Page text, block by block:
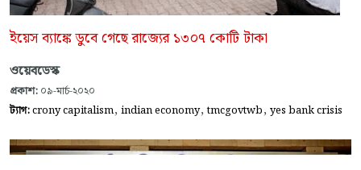
ইয়েস ব্যাঙ্কে ডুবে গেছে রাজ্যের ১৩০৭ কোটি টাকা
ওয়েবডেস্ক
প্রকাশ: ০৯-মার্চ-২০২০
ট্যাগ:crony capitalism, indian economy,tmcgovtwb, yes bank crisis